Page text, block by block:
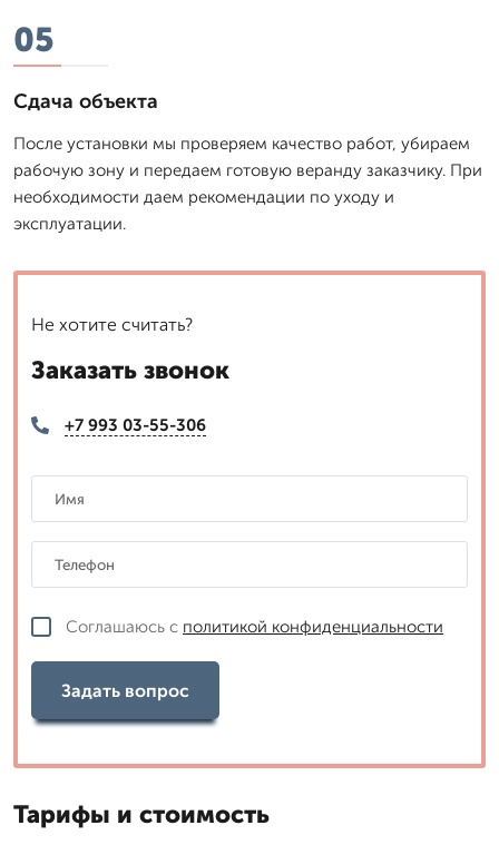
05
Сдача объекта
После установки мы проверяем качество работ, убираем
рабочую зону и передаем готовую веранду заказчику. При
необходимости даем рекомендации по уходу и
эксплуатации.
Не хотите считать?
Заказать звонок
+7 993 03-55-306
Соглашаюсь с политикой конфиденциальности
Задать вопрос
Тарифы и стоимость